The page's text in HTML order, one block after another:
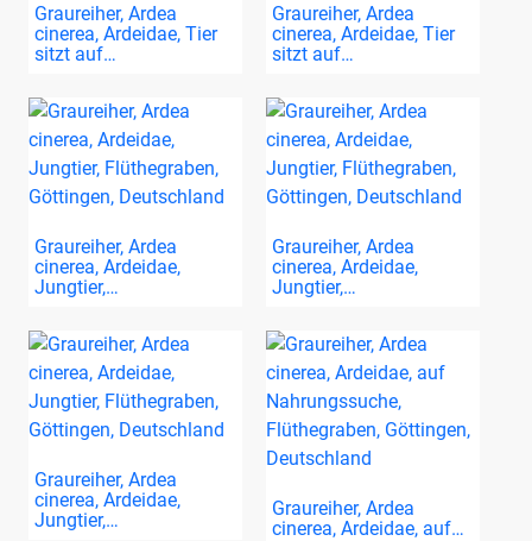
Graureiher, Ardea
cinerea, Ardeidae, Tier
sitzt auf…
Graureiher, Ardea
cinerea, Ardeidae, Tier
sitzt auf…
Graureiher, Ardea
cinerea, Ardeidae,
Jungtier,…
Graureiher, Ardea
cinerea, Ardeidae,
Jungtier,…
Graureiher, Ardea
cinerea, Ardeidae,
Jungtier,…
Graureiher, Ardea
cinerea, Ardeidae, auf…